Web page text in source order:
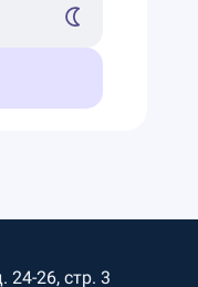
24-26, стр. 3